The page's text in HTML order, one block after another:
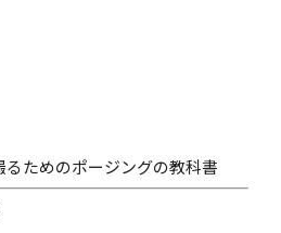
ためのポージングの教科書